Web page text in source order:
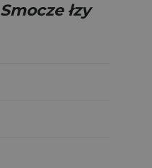
Smocze łzy